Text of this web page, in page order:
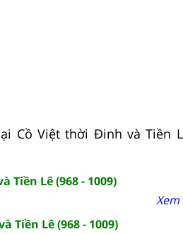
Cồ Việt thời Đinh và Tiền
Tiền Lê (968 - 1009)
Tiền Lê (968 - 1009)